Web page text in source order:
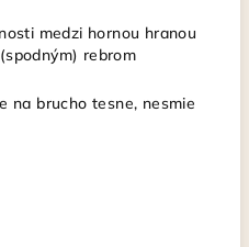
medzi hornou hranou
rebrom
na brucho tesne, nesmie